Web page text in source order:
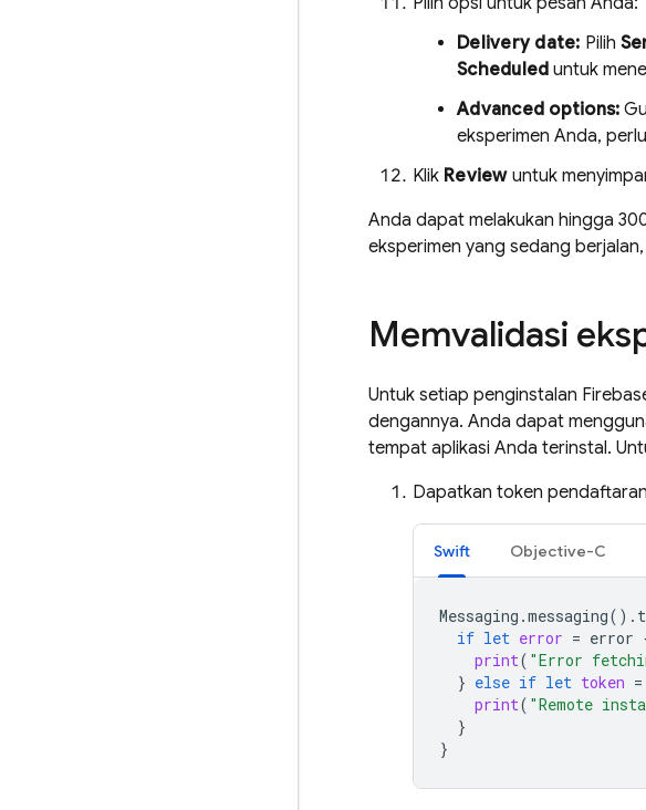
Delivery date: Pilih
Scheduled untuk
Advanced options:
eksperimen Anda,
Klik Reviewuntuk
Anda dapat melakukan hingga
eksperimen yang sedang
Memvalidasi
Untuk setiap penginstalan
dengannya. Anda dapat
tempat aplikasi Anda terinstal.
Dapatkan token pendaftaran
Swift Objective-C
Messaging .messaging().
if let error = error
print( "Error
} else if let token =
print( "Remote
}
}